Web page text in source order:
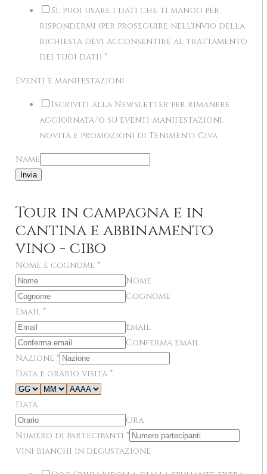
Sì, puoi usare i dati che ti mando per
rispondermi (per proseguire nell'invio della
richiesta devi acconsentire al trattamento
dei tuoi dati) *
Eventi e manifestazioni
Iscriviti alla Newsletter per rimanere
aggiornata/o su eventi-manifestazioni,
novità e promozioni di Tenimenti Civa
Name
Invia
Tour in campagna e in
cantina e abbinamento
vino - cibo
Nome e cognome *
Nome
Cognome
Email *
Email
Conferma email
Nazione *
Data e orario visita *
Data
Ora
Numero di partecipanti *
Vini bianchi in degustazione